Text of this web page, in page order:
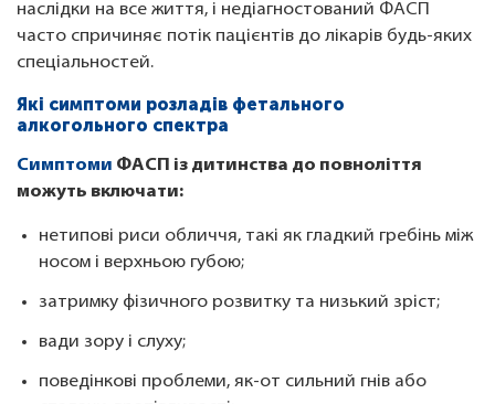
наслідки на все життя, і недіагностований ФАСП
часто спричиняє потік пацієнтів до лікарів будь-яких
спеціальностей.
Які симптоми розладів фетального
алкогольного спектра
Симптоми ФАСП із дитинства до повноліття
можуть включати:
нетипові риси обличчя, такі як гладкий гребінь між
носом і верхньою губою;
затримку фізичного розвитку та низький зріст;
вади зору і слуху;
поведінкові проблеми, як-от сильний гнів або